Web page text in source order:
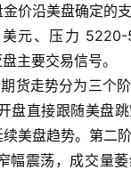
价沿美盘确定的
元、压力
主要交易信号。
货走势分为三个
盘直接跟随美盘
美盘趋势。第二
幅震荡，成交量